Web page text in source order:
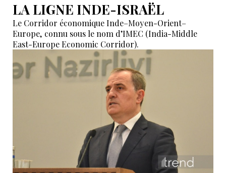
LA LIGNE INDE-ISRAËL
Le Corridor économique Inde–Moyen-Orient–
Europe, connu sous le nom d’IMEC (India-Middle
East-Europe Economic Corridor).